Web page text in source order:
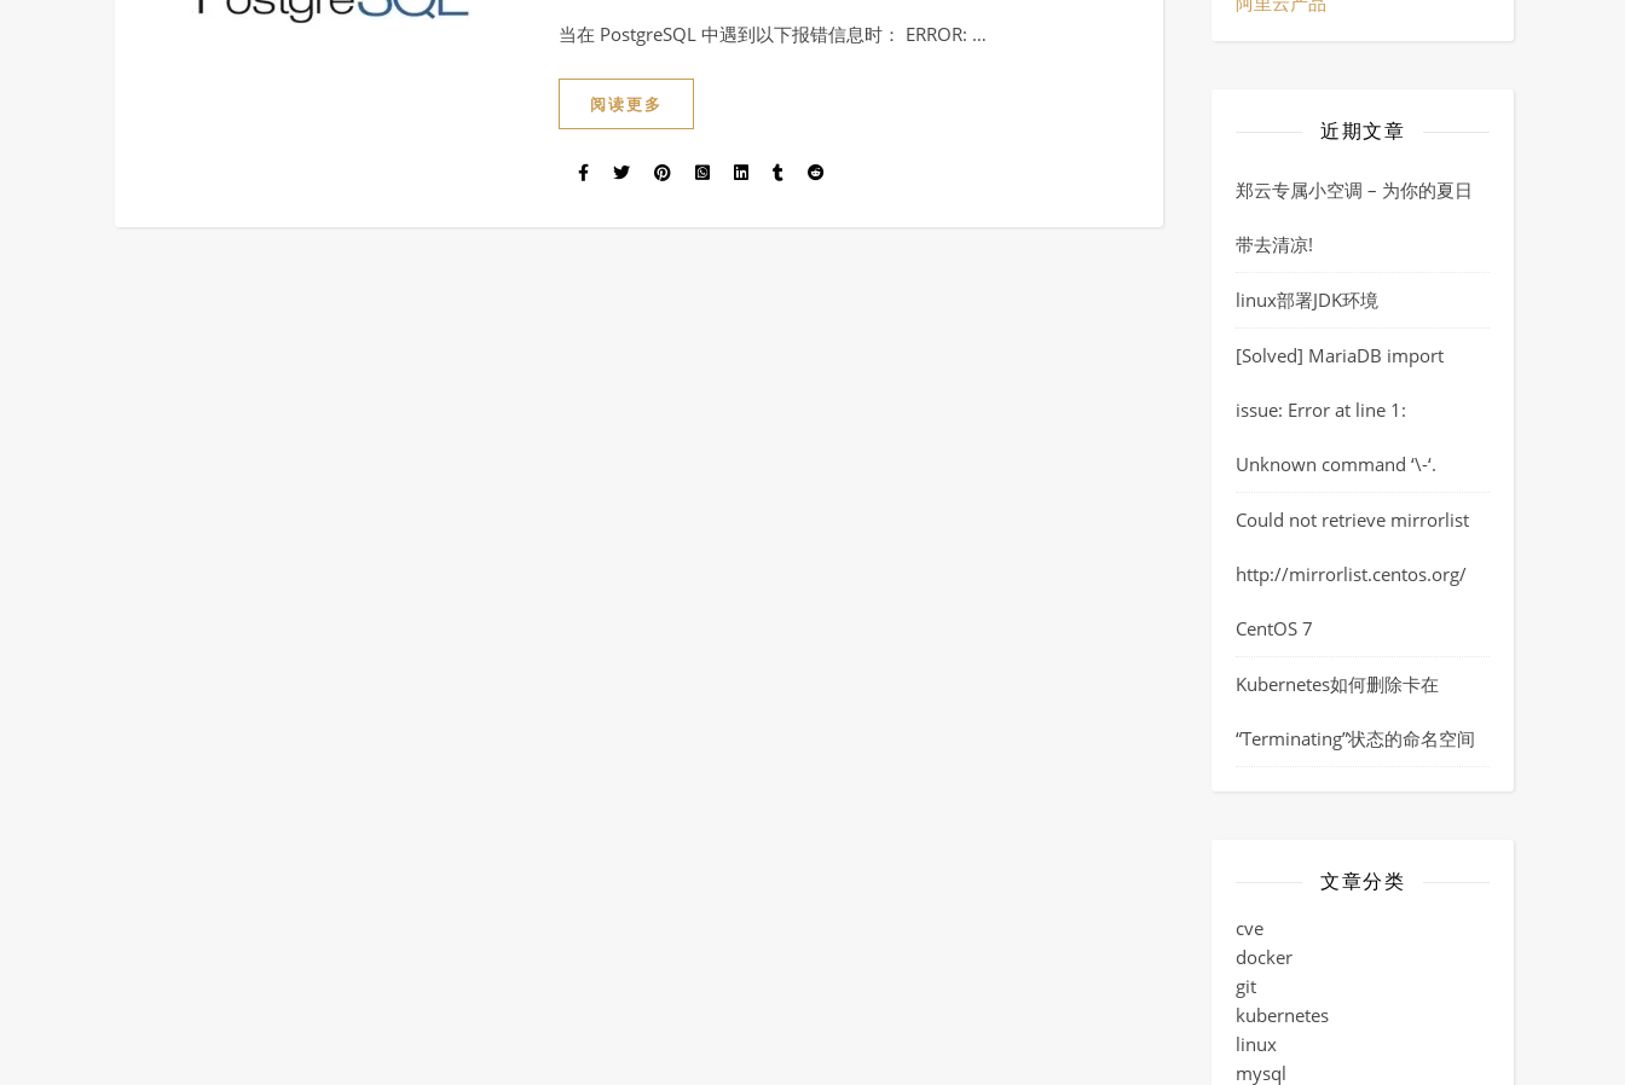
当在 PostgreSQL 中遇到以下报错信息时： ERROR: …
阅读更多
近期文章
郑云专属小空调 – 为你的夏日
带去清凉!
linux部署JDK环境
[Solved] MariaDB import
issue: Error at line 1:
Unknown command ‘\-‘.
Could not retrieve mirrorlist
http://mirrorlist.centos.org/
CentOS 7
Kubernetes如何删除卡在
“Terminating”状态的命名空间
文章分类
cve
docker
git
kubernetes
linux
mysql